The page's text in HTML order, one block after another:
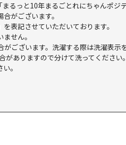
っと10年まるごとれにちゃんポジ
がございます。
表記させていただいております。
せん。
ございます。洗濯する際は洗濯表示
ありますので分けて洗ってください
。